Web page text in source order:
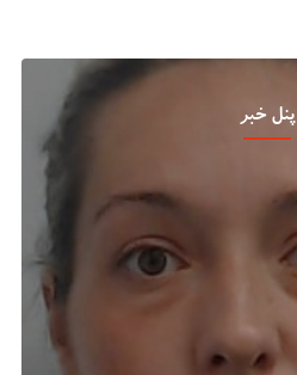
پنل خبر